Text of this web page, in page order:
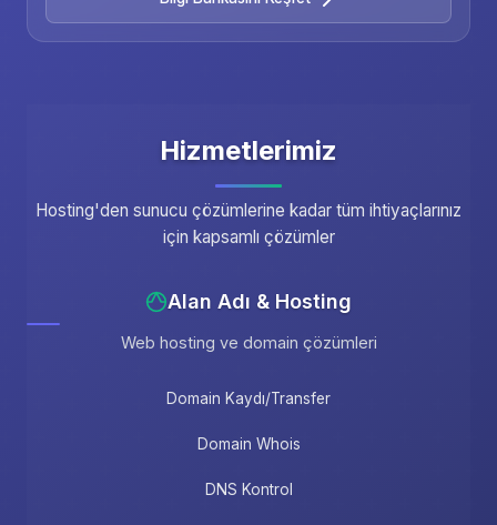
Hizmetlerimiz
Hosting'den sunucu çözümlerine kadar tüm ihtiyaçlarınız
için kapsamlı çözümler
Alan Adı & Hosting
Web hosting ve domain çözümleri
Domain Kaydı/Transfer
Domain Whois
DNS Kontrol